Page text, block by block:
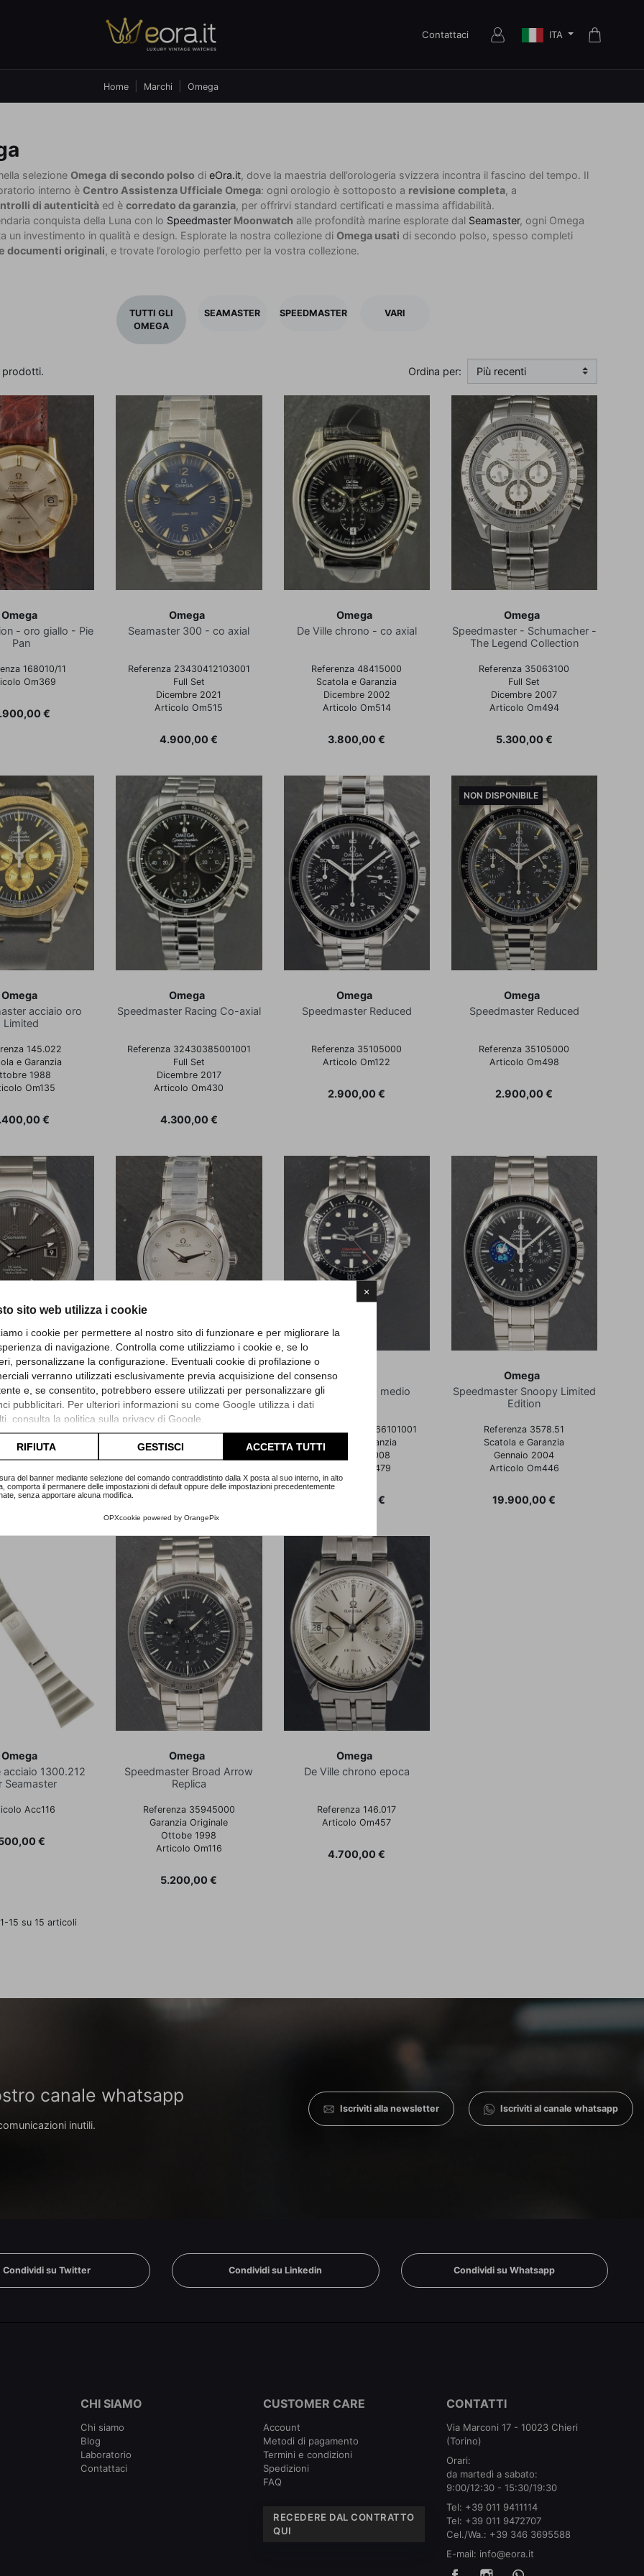
×
sito web utilizza i cookie
i cookie per permettere al nostro sito di funzionare e per migliorare la
di navigazione. Controlla come utilizziamo i cookie e, se lo
personalizzane la configurazione. Eventuali cookie di profilazione o
verranno utilizzati esclusivamente previa acquisizione del consenso
e, se consentito, potrebbero essere utilizzati per personalizzare gli
pubblicitari. Per ulteriori informazioni su come Google utilizza i dati
consulta la politica sulla privacy di Google
l'informativa cookie completa.
RIFIUTA GESTISCI ACCETTA TUTTI
del banner mediante selezione del comando contraddistinto dalla X posta al suo interno, in alto
comporta il permanere delle impostazioni di default oppure delle impostazioni precedentemente
senza apportare alcuna modifica.
OPXcookie powered by OrangePix
Contattaci ITA
Home Marchi Omega
selezione Omega di secondo polso di eOra.it, dove la maestria dell’orologeria svizzera incontra il fascino del tempo. Il
interno è Centro Assistenza Ufficiale Omega: ogni orologio è sottoposto a revisione completa, a
di autenticità ed è corredato da garanzia, per offrirvi standard certificati e massima affidabilità.
conquista della Luna con lo Speedmaster Moonwatch alle profondità marine esplorate dal Seamaster, ogni Omega
un investimento in qualità e design. Esplorate la nostra collezione di Omega usati di secondo polso, spesso completi
documenti originali, e trovate l’orologio perfetto per la vostra collezione.
TUTTI GLI
OMEGA
SEAMASTER SPEEDMASTER VARI
prodotti. Ordina per:
Omega
- oro giallo - Pie
Pan
168010/11
Om369
€
Omega
Seamaster 300 - co axial
Referenza 23430412103001
Full Set
Dicembre 2021
Articolo Om515
Prezzo
4.900,00 €
Omega
De Ville chrono - co axial
Referenza 48415000
Scatola e Garanzia
Dicembre 2002
Articolo Om514
Prezzo
3.800,00 €
Omega
Speedmaster - Schumacher -
The Legend Collection
Referenza 35063100
Full Set
Dicembre 2007
Articolo Om494
Prezzo
5.300,00 €
Omega
acciaio oro
Limited
145.022
e Garanzia
1988
Om135
€
Omega
Speedmaster Racing Co-axial
Referenza 32430385001001
Full Set
Dicembre 2017
Articolo Om430
Prezzo
4.300,00 €
Omega
Speedmaster Reduced
Referenza 35105000
Articolo Om122
Prezzo
2.900,00 €
Omega
Speedmaster Reduced
Referenza 35105000
Articolo Om498
Prezzo
2.900,00 €
NON DISPONIBILE
Omega
Aqua Terra - Co-
Axial
Full Set
€
Omega
Seamaster Aqua Terra Lady
diamanti
Full Set
Omega
Seamaster 300 medio
Referenza 21230366101001
Scatola e Garanzia
Dicembre 2008
Articolo Om479
2.900,00 €
Omega
Speedmaster Snoopy Limited
Edition
Referenza 3578.51
Scatola e Garanzia
Gennaio 2004
Articolo Om446
Prezzo
19.900,00 €
Omega
acciaio 1300.212
Seamaster
Acc116
€
Omega
Speedmaster Broad Arrow
Replica
Referenza 35945000
Garanzia Originale
Ottobe 1998
Articolo Om116
Prezzo
5.200,00 €
Omega
De Ville chrono epoca
Referenza 146.017
Articolo Om457
Prezzo
4.700,00 €
15 su 15 articoli
canale whatsapp
inutili.
Iscriviti alla newsletter Iscriviti al canale whatsapp
Condividi su Twitter Condividi su Linkedin Condividi su Whatsapp
CHI SIAMO
Chi siamo
Blog
Laboratorio
Contattaci
CUSTOMER CARE
Account
Metodi di pagamento
Termini e condizioni
Spedizioni
FAQ
RECEDERE DAL CONTRATTO
QUI
CONTATTI
Via Marconi 17 - 10023 Chieri
(Torino)
Orari:
da martedì a sabato:
9:00/12:30 - 15:30/19:30
Tel: +39 011 9411114
Tel: +39 011 9472707
Cel./Wa.: +39 346 3695588
E-mail: info@eora.it